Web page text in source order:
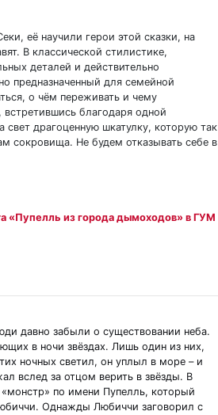
её научили герои этой сказки, на
В классической стилистике,
деталей и действительно
предназначенный для семейной
о чём переживать и чему
благодаря одной
драгоценную шкатулку, которую так
сокровища. Не будем отказывать себе в
«Пупелль из города дымоходов» в ГУМ
давно забыли о существовании неба.
в ночи звёздах. Лишь один из них,
ночных светил, он уплыл в море – и
вслед за отцом верить в звёзды. В
по имени Пупелль, который
Однажды Любиччи заговорил с